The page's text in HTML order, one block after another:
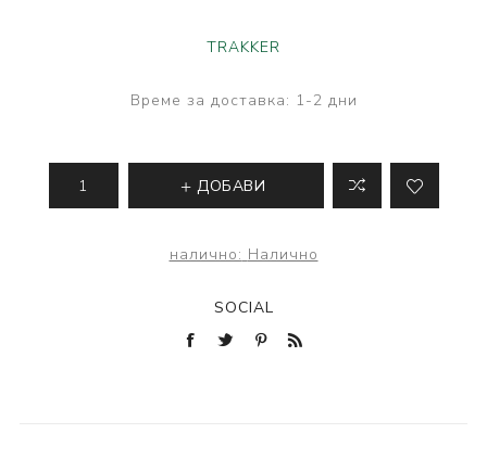
TRAKKER
Време за доставка: 1-2 дни
ДОБАВИ
налично: Налично
SOCIAL